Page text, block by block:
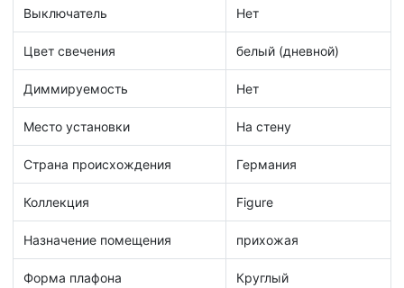
Выключатель Нет
Цвет свечения белый (дневной)
Диммируемость Нет
Место установки На стену
Страна происхождения Германия
Коллекция Figure
Назначение помещения прихожая
Форма плафона Круглый